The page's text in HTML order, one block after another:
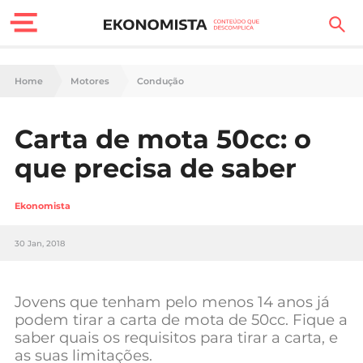
Finanças Pessoais
Carreira
Casa
Tecnologia
Negócios
Home Motores Condução
Carta de mota 50cc: o
que precisa de saber
Ekonomista
30 Jan, 2018
Jovens que tenham pelo menos 14 anos já
podem tirar a carta de mota de 50cc. Fique a
saber quais os requisitos para tirar a carta, e
as suas limitações.